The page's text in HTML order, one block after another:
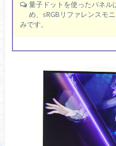
量子ドットを使ったパネル
め、sRGBリファレンスモ
みです。